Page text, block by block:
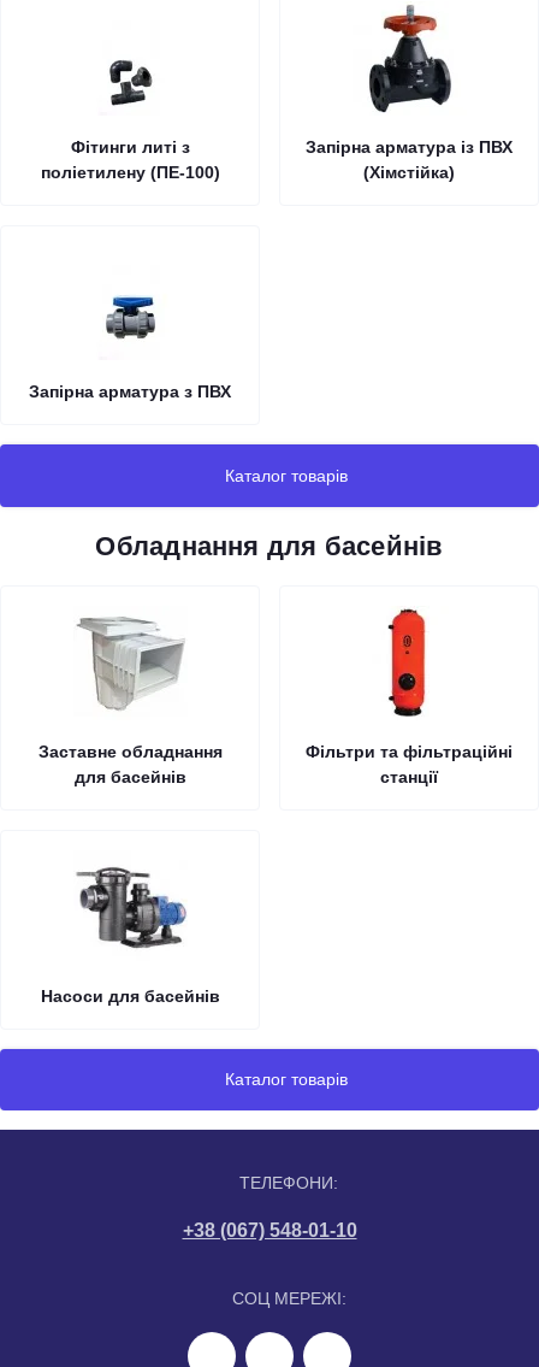
Фітинги литі з
поліетилену (ПЕ-100)
Запірна арматура із ПВХ
(Хімстійка)
Запірна арматура з ПВХ
Каталог товарів
Обладнання для басейнів
Заставне обладнання
для басейнів
Фільтри та фільтраційні
станції
Насоси для басейнів
Каталог товарів
ТЕЛЕФОНИ:
+38 (067) 548-01-10
СОЦ МЕРЕЖІ: